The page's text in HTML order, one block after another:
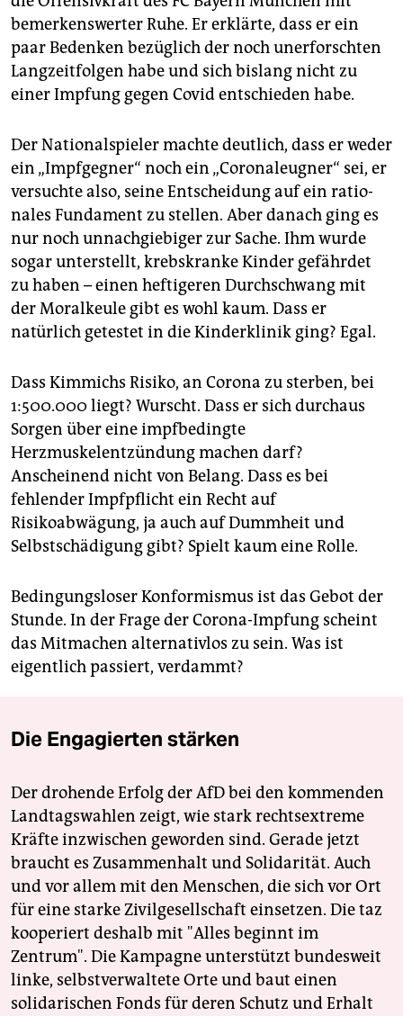
bemerkenswerter Ruhe. Er erklärte, dass er ein
paar Bedenken bezüglich der noch unerforschten
Langzeitfolgen habe und sich bislang nicht zu
einer Impfung gegen Covid entschieden habe.
Der Nationalspieler machte deutlich, dass er weder
ein „Impfgegner“ noch ein „Coronaleugner“ sei, er
versuchte also, seine Entscheidung auf ein ratio­
nales Fundament zu stellen. Aber danach ging es
nur noch unnachgiebiger zur Sache. Ihm wurde
sogar unterstellt, krebskranke Kinder gefährdet
zu haben – einen heftigeren Durchschwang mit
der Moralkeule gibt es wohl kaum. Dass er
natürlich getestet in die Kinderklinik ging? Egal.
Dass Kimmichs Risiko, an Corona zu sterben, bei
1:500.000 liegt? Wurscht. Dass er sich durchaus
Sorgen über eine impfbedingte
Herzmuskelentzün­dung machen darf?
Anscheinend nicht von Belang. Dass es bei
fehlender Impfpflicht ein Recht auf
Risikoabwägung, ja auch auf Dummheit und
Selbstschädigung gibt? Spielt kaum eine Rolle.
Bedingungsloser Konformismus ist das Gebot der
Stunde. In der Frage der Corona-Impfung scheint
das Mitmachen alternativlos zu sein. Was ist
eigentlich passiert, verdammt?
Die Engagierten stärken
Der drohende Erfolg der AfD bei den kommenden
Landtagswahlen zeigt, wie stark rechtsextreme
Kräfte inzwischen geworden sind. Gerade jetzt
braucht es Zusammenhalt und Solidarität. Auch
und vor allem mit den Menschen, die sich vor Ort
für eine starke Zivilgesellschaft einsetzen. Die taz
kooperiert deshalb mit "Alles beginnt im
Zentrum". Die Kampagne unterstützt bundesweit
linke, selbstverwaltete Orte und baut einen
solidarischen Fonds für deren Schutz und Erhalt